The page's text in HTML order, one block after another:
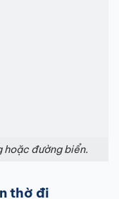
hoặc đường biển.
thờ đi